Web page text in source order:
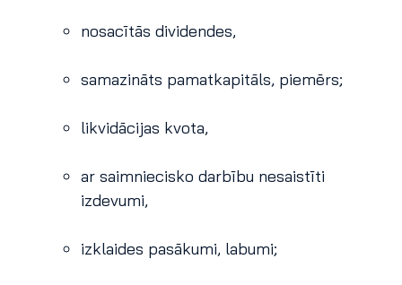
nosacītās dividendes,
samazināts pamatkapitāls, piemērs;
likvidācijas kvota,
ar saimniecisko darbību nesaistīti
izdevumi,
izklaides pasākumi, labumi;